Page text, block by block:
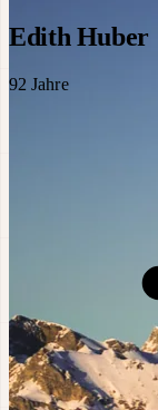
Edith Huber
92 Jahre